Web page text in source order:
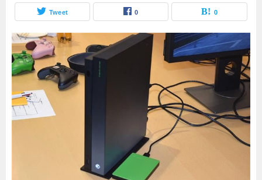
Tweet 0 0